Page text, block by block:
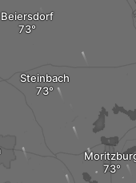
Steinbach
Beiersdorf